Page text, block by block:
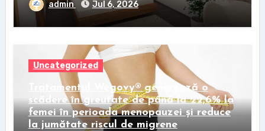
admin Jul 6, 2026
Uncategorized
Tratamentul Wegovy® generează o
scădere în greutate de până la 22,6% la
femei în perioada menopauzei și reduce
la jumătate riscul de migrene